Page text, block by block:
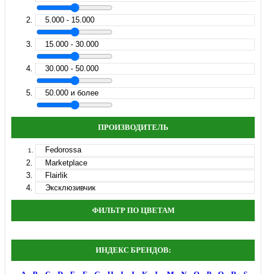
5.000 - 15.000
15.000 - 30.000
30.000 - 50.000
50.000 и более
ПРОИЗВОДИТЕЛЬ
Fedorossa
Marketplace
Flairlik
Эксклюзивчик
ФИЛЬТР ПО ЦВЕТАМ
ИНДЕКС БРЕНДОВ: